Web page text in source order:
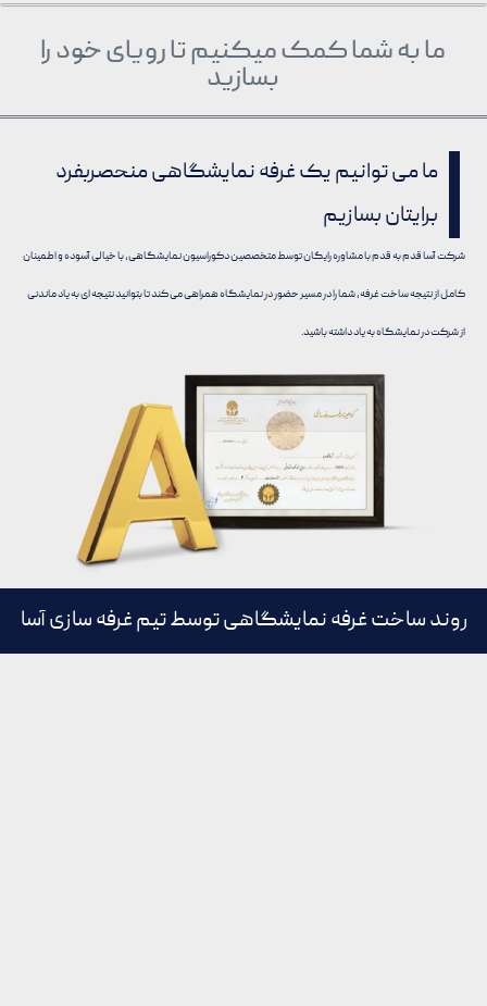
ما به شما کمک میکنیم تا رویای خود را
بسازید
ما می توانیم یک غرفه نمایشگاهی منحصربفرد
برایتان بسازیم
شرکت آسا قدم به قدم با مشاوره رایگان توسط متخصصین دکوراسیون نمایشگاهی، با خیالی آسوده و اطمینان
کامل از نتیجه ساخت غرفه، شما را در مسیر حضور در نمایشگاه همراهی می کند تا بتوانید نتیجه ای به یاد ماندنی
از شرکت در نمایشگاه به یاد داشته باشید.
روند ساخت غرفه نمایشگاهی توسط تیم غرفه سازی آسا